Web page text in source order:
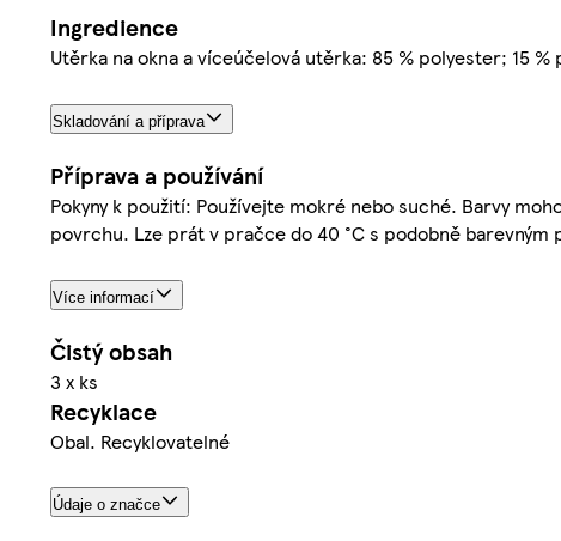
Ingredience
Utěrka na okna a víceúčelová utěrka: 85 % polyester; 15
Skladování a příprava
Příprava a používání
Pokyny k použití: Používejte mokré nebo suché. Barvy
povrchu. Lze prát v pračce do 40 °C s podobně
Více informací
Čistý obsah
3 x ks
Recyklace
Obal. Recyklovatelné
Údaje o značce